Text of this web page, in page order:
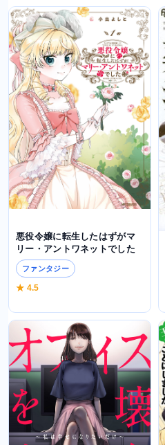
悪役令嬢に転生したはずがマ
リー・アントワネットでした
ファンタジー
★ 4.5